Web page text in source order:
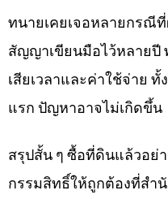
ทนายเคยเจอหลายกรณี
สัญญาเขียนมือไว้หลายปี
เสียเวลาและค่าใช้จ่าย
แรก ปัญหาอาจไม่เกิดขึ้น
สรุปสั้น ๆ ซื้อที่ดินแล้วอย่
กรรมสิทธิ์ให้ถูกต้องที่สำ